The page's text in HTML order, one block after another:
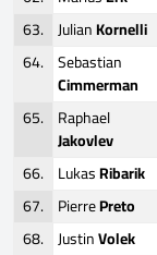
63. JulianKornelli
64. Sebastian
Cimmerman
65. Raphael
Jakovlev
66. LukasRibarik
67. PierrePreto
68. JustinVolek